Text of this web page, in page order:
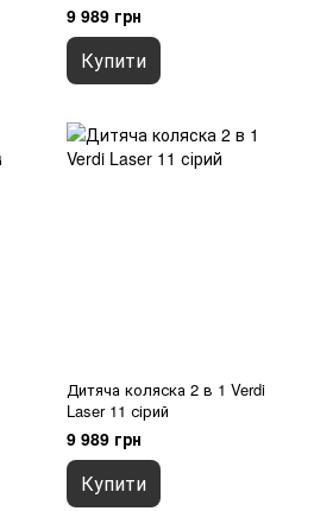
9 989 грн
Купити
Дитяча коляска 2 в 1 Verdi
Laser 11 сірий
9 989 грн
Купити